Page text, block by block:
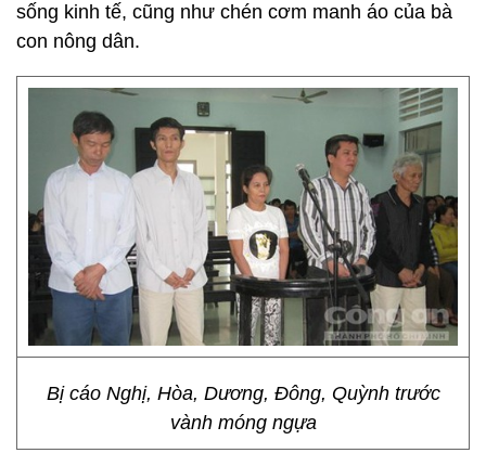
sống kinh tế, cũng như chén cơm manh áo của bà
con nông dân.
Bị cáo Nghị, Hòa, Dương, Đông, Quỳnh trước
vành móng ngựa